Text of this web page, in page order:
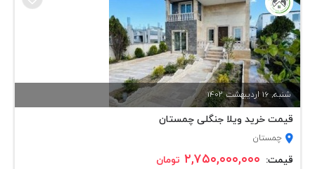
شنبه, 16 ارديبهشت 1402
قیمت خرید ویلا جنگلی چمستان
چمستان
قیمت: ۲,۷۵۰,۰۰۰,۰۰۰ تومان